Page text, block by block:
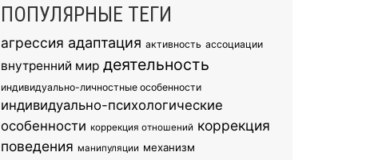
ПОПУЛЯРНЫЕ ТЕГИ
агрессия адаптация активность ассоциации
внутренний мир деятельность
индивидуально-личностные особенности
индивидуально-психологические
особенности коррекция отношений коррекция
поведения манипуляции механизм